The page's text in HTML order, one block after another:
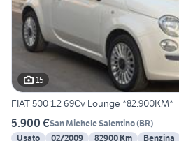
15
FIAT 500 1.2 69Cv Lounge *82.900KM*
5.900 €San Michele Salentino(BR)
Usato
02/2009 82900 Km Benzina